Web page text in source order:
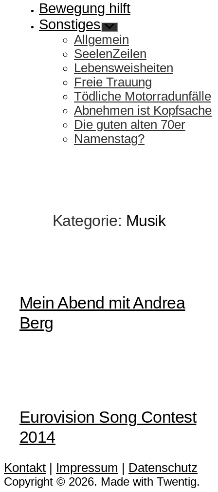
Bewegung hilft
Sonstiges Untermenü
anzeigen
Allgemein
SeelenZeilen
Lebensweisheiten
Freie Trauung
Tödliche Motorradunfälle
Abnehmen ist Kopfsache
Die guten alten 70er
Namenstag?
Kategorie: Musik
Mein Abend mit Andrea
Berg
Eurovision Song Contest
2014
Kontakt | Impressum | Datenschutz
Copyright © 2026. Made with Twentig.